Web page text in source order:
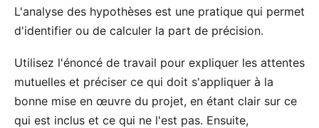
L'analyse des hypothèses est une pratique qui permet
d'identifier ou de calculer la part de précision.
Utilisez l'énoncé de travail pour expliquer les attentes
mutuelles et préciser ce qui doit s'appliquer à la
bonne mise en œuvre du projet, en étant clair sur ce
qui est inclus et ce qui ne l'est pas. Ensuite,